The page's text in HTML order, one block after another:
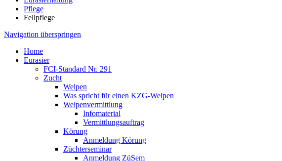
Pflege
Fellpflege
Navigation überspringen
Home
Eurasier
FCI-Standard Nr. 291
Zucht
Welpen
Was spricht für einen KZG-Welpen
Welpenvermittlung
Infomaterial
Vermittlungsauftrag
Körung
Anmeldung Körung
Züchterseminar
Anmeldung ZüSem